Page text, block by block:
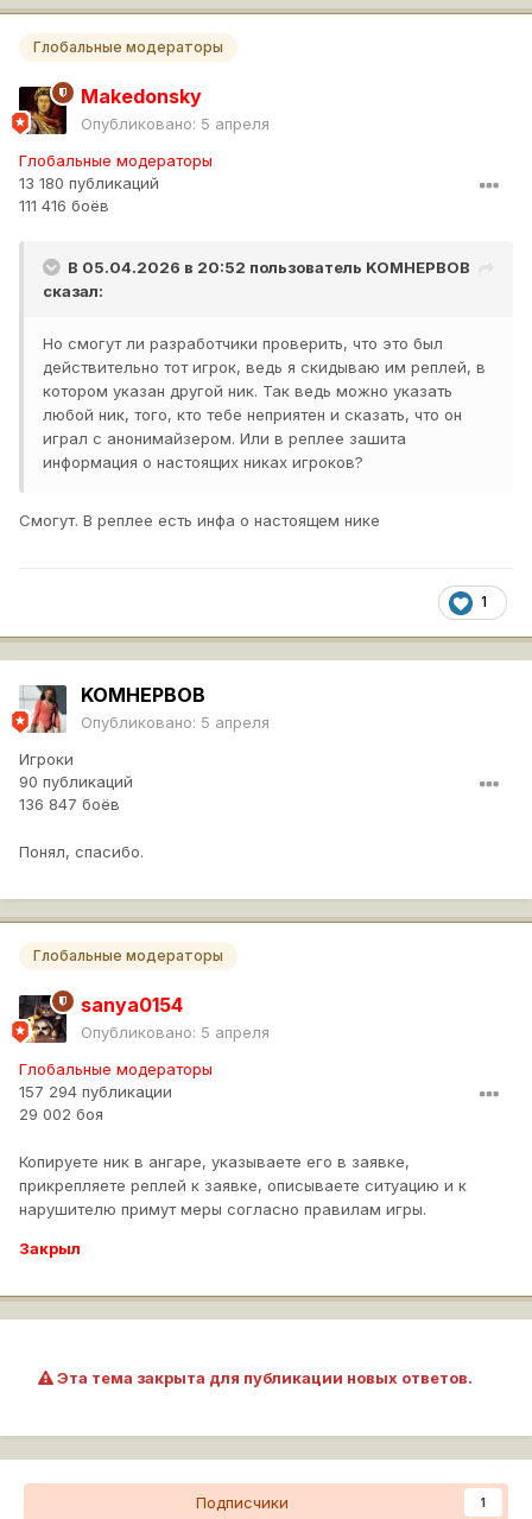
Глобальные модераторы
Makedonsky
Опубликовано: 5 апреля
Глобальные модераторы
13 180 публикаций
111 416 боёв
В 05.04.2026 в 20:52 пользователь KOMHEPBOB
сказал:
Но смогут ли разработчики проверить, что это был
действительно тот игрок, ведь я скидываю им реплей, в
котором указан другой ник. Так ведь можно указать
любой ник, того, кто тебе неприятен и сказать, что он
играл с анонимайзером. Или в реплее зашита
информация о настоящих никах игроков?
Смогут. В реплее есть инфа о настоящем нике
1
KOMHEPBOB
Опубликовано: 5 апреля
Игроки
90 публикаций
136 847 боёв
Понял, спасибо.
Глобальные модераторы
sanya0154
Опубликовано: 5 апреля
Глобальные модераторы
157 294 публикации
29 002 боя
Копируете ник в ангаре, указываете его в заявке,
прикрепляете реплей к заявке, описываете ситуацию и к
нарушителю примут меры согласно правилам игры.
Закрыл
Эта тема закрыта для публикации новых ответов.
Подписчики 1